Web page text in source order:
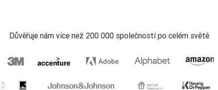
Důvěřuje nám více než 200 000 společností po celém světě